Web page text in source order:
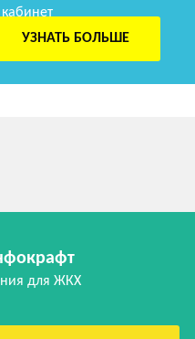
УЗНАТЬ БОЛЬШЕ
для ЖКХ